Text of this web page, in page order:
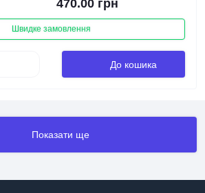
470.00 грн
Швидке замовлення
До кошика
Показати ще